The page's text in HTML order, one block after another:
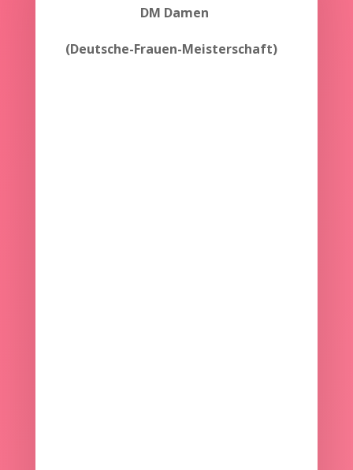
DM Damen
(Deutsche-Frauen-Meisterschaft)